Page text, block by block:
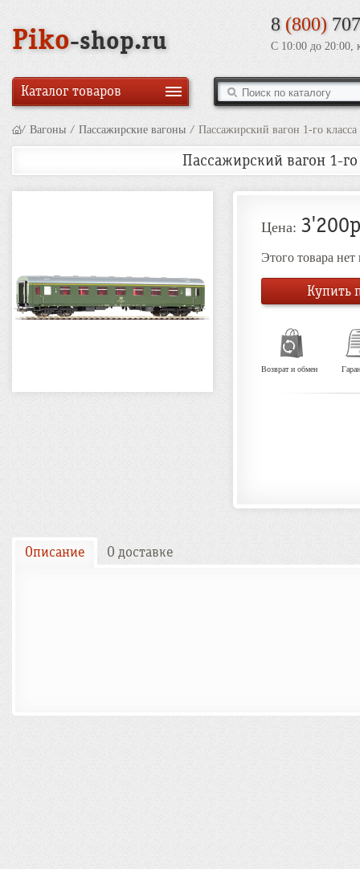
Piko-shop.ru
8 (800)
С 10:00 до 20:00,
Каталог товаров
/ Вагоны / Пассажирские вагоны / Пассажирский вагон 1-го
Пассажирский вагон 1-
Цена:
Этого товара
Купить
Возврат и обмен
Описание О доставке